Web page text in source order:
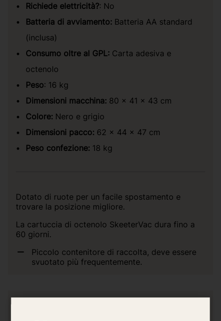
Richiede elettricità?: No
Batteria di avviamento: Batteria AA standard
(inclusa)
Consumo oltre al GPL: Carta adesiva e
octenolo
Peso: 16 kg
Dimensioni macchina: 80 x 41 x 43 cm
Colore: Nero e grigio
Dimensioni pacco: 62 × 44 × 47 cm
Peso confezione: 18 kg
Dotato di ruote per un facile spostamento e
trovare la posizione migliore.
La cartuccia di octenolo SkeeterVac dura fino a
60 giorni.
Piccolo contenitore di raccolta, deve essere
svuotato più frequentemente.